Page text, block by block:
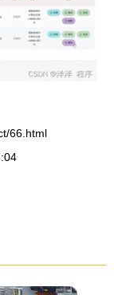
66.html